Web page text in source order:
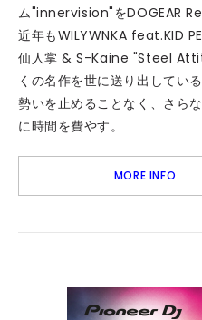
ム"innervision"をDOGEAR
近年もWILYWNKA feat.KID
仙人掌 & S-Kaine "Steel
くの名作を世に送り出している
勢いを止めることなく、さ
に時間を費やす。
MORE INFO